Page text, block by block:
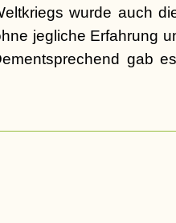
wurde auch
jegliche Erfahrung
gab